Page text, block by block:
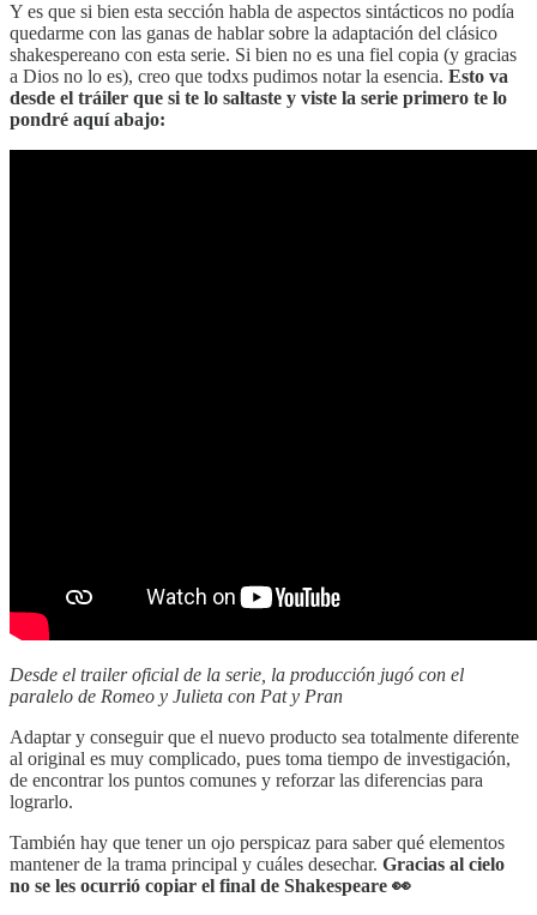
Y es que si bien esta sección habla de aspectos sintácticos no podía
quedarme con las ganas de hablar sobre la adaptación del clásico
shakespereano con esta serie. Si bien no es una fiel copia (y gracias
a Dios no lo es), creo que todxs pudimos notar la esencia. Esto va
desde el tráiler que si te lo saltaste y viste la serie primero te lo
pondré aquí abajo:
Desde el trailer oficial de la serie, la producción jugó con el
paralelo de Romeo y Julieta con Pat y Pran
Adaptar y conseguir que el nuevo producto sea totalmente diferente
al original es muy complicado, pues toma tiempo de investigación,
de encontrar los puntos comunes y reforzar las diferencias para
lograrlo.
También hay que tener un ojo perspicaz para saber qué elementos
mantener de la trama principal y cuáles desechar. Gracias al cielo
no se les ocurrió copiar el final de Shakespeare 👀